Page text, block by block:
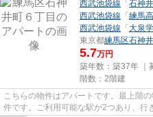
西武池袋線 「 石神
西武池袋線 「 練馬
西武池袋線 「 大泉
東京都練馬区石神
5.7万円
築年数：築37年 ｜
階数：2階建
こちらの物件はアパートです。最上階
件です。ご利用可能な駅が2つあり、行